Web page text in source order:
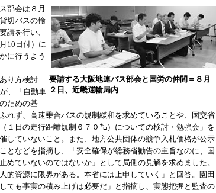
要請する大阪地連バス部会と国労の仲間＝８月
２日、近畿運輸局内
部会は８月
切バスの輸
請を行い、
10日付）に
に行うよう
り方検討
、「自動車
ための基
れず、高速乗合バスの規制緩和を求めていることや、国交省
１日の走行距離規制６７０㌔）についての検討・勉強会」を
していないこと。また、地方公共団体の競争入札価格が公示
となどを指摘し、「安全確保が総務省勧告の主旨なのに、国
めていないのではないか」として局側の見解を求めました。
的資源に限界がある。本省には上申していく」と回答。園田
ても事実の積み上げは必要だ」と指摘し、実態把握と監査の